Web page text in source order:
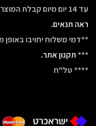
עד 14 יום מיום קבלת המוצר למוצר שלא נפתח מאריזתו המקורית
ראה תנאים.
**דמי משלוח יחויבו
***תקנון אתר.
**** טל"ח